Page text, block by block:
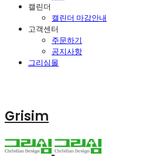
캘린더
캘린더 마감안내
고객센터
주문하기
공지사항
그리심몰
Grisim